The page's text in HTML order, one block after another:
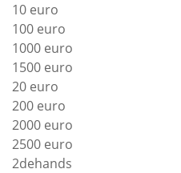
10 euro
100 euro
1000 euro
1500 euro
20 euro
200 euro
2000 euro
2500 euro
2dehands